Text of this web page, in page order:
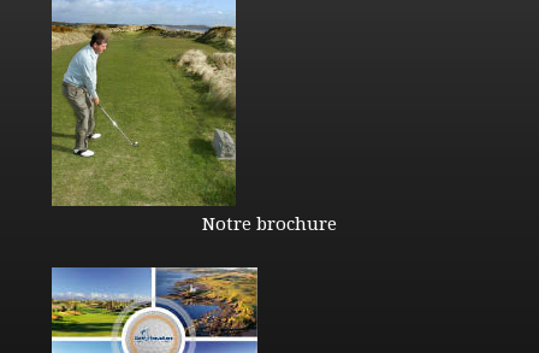
Notre brochure